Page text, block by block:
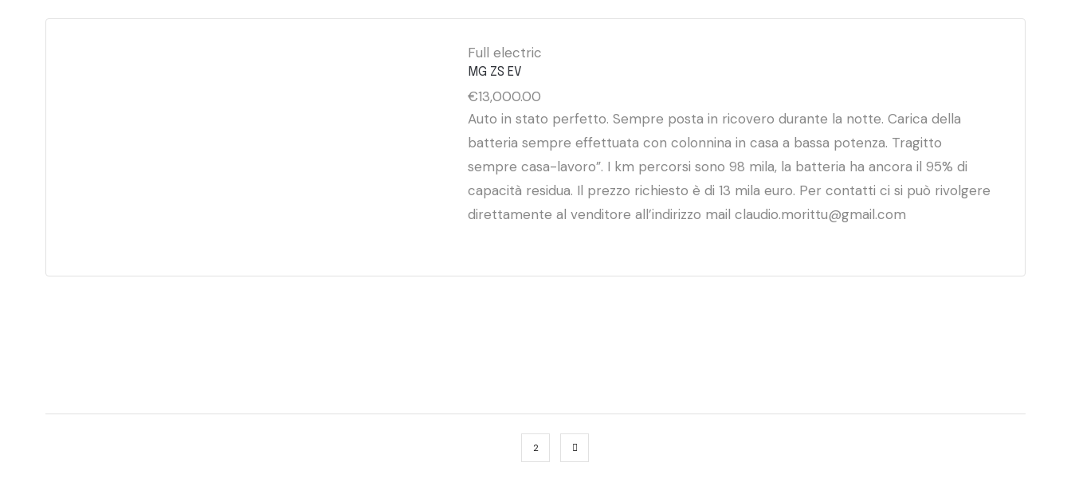
Full electric
MG ZS EV
€13,000.00
Auto in stato perfetto. Sempre posta in ricovero durante la notte. Carica della
batteria sempre effettuata con colonnina in casa a bassa potenza. Tragitto
sempre casa-lavoro”. I km percorsi sono 98 mila, la batteria ha ancora il 95% di
capacità residua. Il prezzo richiesto è di 13 mila euro. Per contatti ci si può rivolgere
direttamente al venditore all’indirizzo mail claudio.morittu@gmail.com
2